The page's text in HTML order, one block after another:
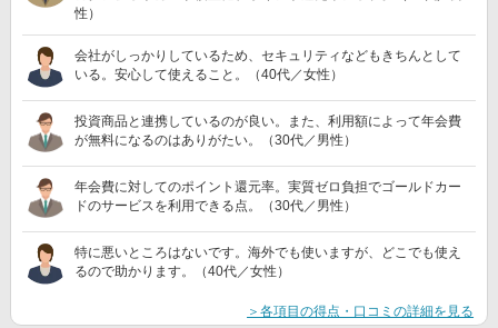
性）
会社がしっかりしているため、セキュリティなどもきちんとして
いる。安心して使えること。（40代／女性）
投資商品と連携しているのが良い。また、利用額によって年会費
が無料になるのはありがたい。（30代／男性）
年会費に対してのポイント還元率。実質ゼロ負担でゴールドカー
ドのサービスを利用できる点。（30代／男性）
特に悪いところはないです。海外でも使いますが、どこでも使え
るので助かります。（40代／女性）
＞各項目の得点・口コミの詳細を見る